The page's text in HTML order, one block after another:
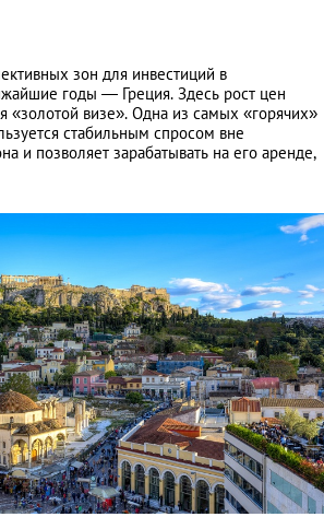
зон для инвестиций в
годы — Греция. Здесь рост цен
«золотой визе». Одна из самых «горячих»
стабильным спросом вне
и позволяет зарабатывать на его аренде,